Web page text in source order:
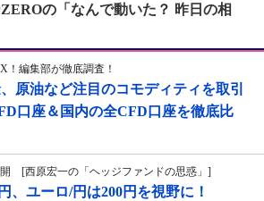
の「なんで動いた？ 昨日の相
！編集部が徹底調査！
原油など注目のコモディティを取引
口座＆国内の全CFD口座を徹底比
開 [西原宏一の「ヘッジファンドの思惑」]
、ユーロ/円は200円を視野に！